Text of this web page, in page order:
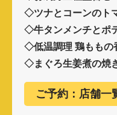
◇ツナとコーンのト
◇牛タンメンチとポ
◇低温調理 鶏ももの
◇まぐろ生姜煮の焼
ご予約：店舗一